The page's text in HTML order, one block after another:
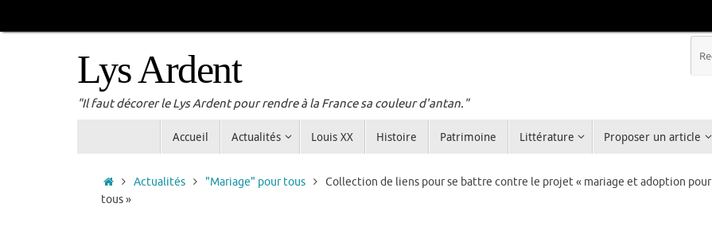
au
Lys Ardent
"Il faut décorer le Lys Ardent pour rendre à la France sa couleur d'antan."
Accueil Actualités Louis XX Histoire Patrimoine Littérature Proposer un article
Accueil
Actualités "Mariage" pour tous
Collection de liens pour se battre contre le projet « mariage et adoption pour